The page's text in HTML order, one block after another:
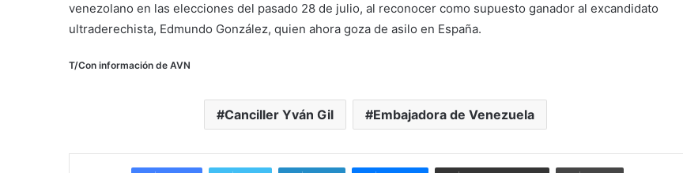
venezolano en las elecciones del pasado 28 de julio, al reconocer como supuesto ganador al excandidato
ultraderechista, Edmundo González, quien ahora goza de asilo en España.
T/Con información de AVN
Canciller Yván Gil Embajadora de Venezuela